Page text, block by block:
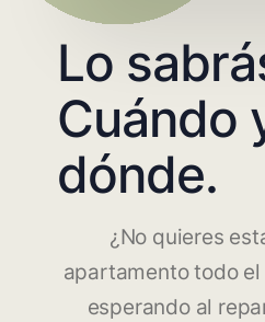
Lo
Cuándo
dónde.
¿No quieres
apartamento todo
esperando al